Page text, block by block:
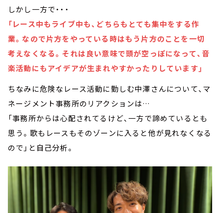
しかし一方で・・・
「レース中もライブ中も、どちらもとても集中をする作
業。なので片方をやっている時はもう片方のことを一切
考えなくなる。それは良い意味で頭が空っぽになって、音
楽活動にもアイデアが生まれやすかったりしています」
ちなみに危険なレース活動に勤しむ中澤さんについて、マ
ネージメント事務所のリアクションは…
「事務所からは心配されてるけど、一方で諦めているとも
思う。歌もレースもそのゾーンに入ると他が見れなくなる
ので」と自己分析。